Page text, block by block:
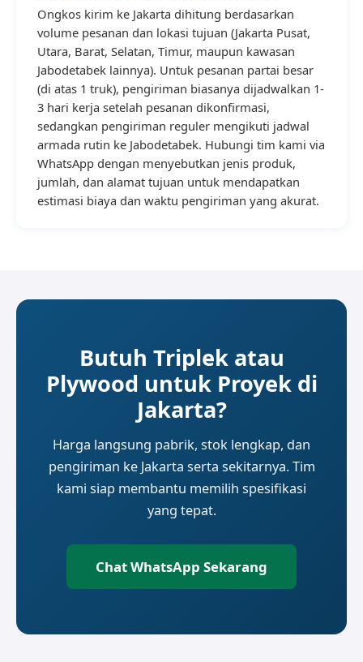
Ongkos kirim ke Jakarta dihitung berdasarkan
volume pesanan dan lokasi tujuan (Jakarta Pusat,
Utara, Barat, Selatan, Timur, maupun kawasan
Jabodetabek lainnya). Untuk pesanan partai besar
(di atas 1 truk), pengiriman biasanya dijadwalkan 1-
3 hari kerja setelah pesanan dikonfirmasi,
sedangkan pengiriman reguler mengikuti jadwal
armada rutin ke Jabodetabek. Hubungi tim kami via
WhatsApp dengan menyebutkan jenis produk,
jumlah, dan alamat tujuan untuk mendapatkan
estimasi biaya dan waktu pengiriman yang akurat.
Butuh Triplek atau
Plywood untuk Proyek di
Jakarta?
Harga langsung pabrik, stok lengkap, dan
pengiriman ke Jakarta serta sekitarnya. Tim
kami siap membantu memilih spesifikasi
yang tepat.
Chat WhatsApp Sekarang